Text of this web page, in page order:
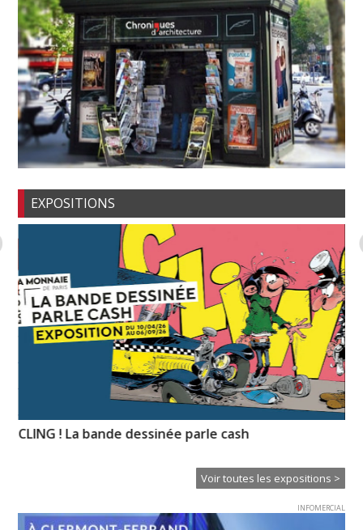
EXPOSITIONS
CLING ! La bande dessinée parle cash
Voir toutes les expositions >
INFOMERCIAL